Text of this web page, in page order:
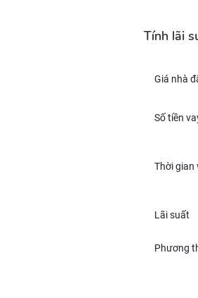
Tính lãi
Giá nhà
Số tiền
Thời gian
Lãi suất
Phương